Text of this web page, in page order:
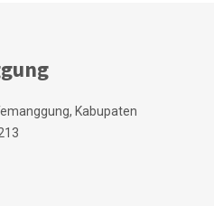
Kabupaten